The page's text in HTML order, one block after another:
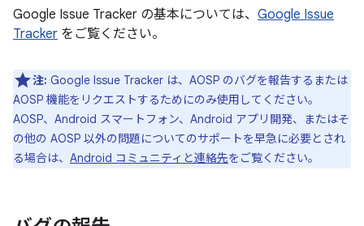
Google Issue Tracker の基本については、 Google Issue
Tracker をご覧ください。
注: Google Issue Tracker は、AOSP のバグを報告するまたは
AOSP 機能をリクエストするためにのみ使用してください。
AOSP、Android スマートフォン、Android アプリ開発、またはそ
の他の AOSP 以外の問題についてのサポートを早急に必要とされ
る場合は、 Android コミュニティと連絡先をご覧ください。